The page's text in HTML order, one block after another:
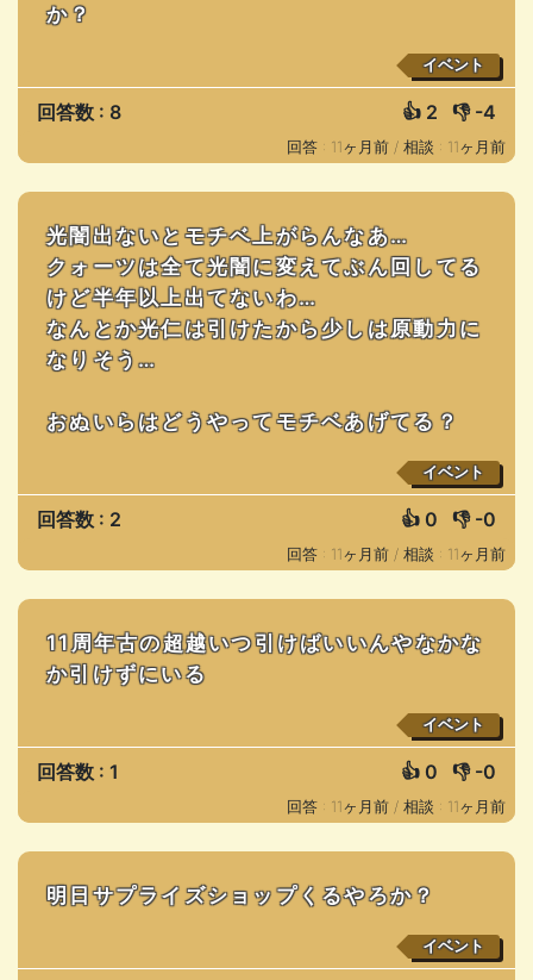
か？
イベント
回答数 : 8 👍 2 👎 -4
回答 : 11ヶ月前 / 相談 : 11ヶ月前
光闇出ないとモチベ上がらんなあ…
クォーツは全て光闇に変えてぶん回してる
けど半年以上出てないわ…
なんとか光仁は引けたから少しは原動力に
なりそう…
おぬいらはどうやってモチベあげてる？
イベント
回答数 : 2 👍 0 👎 -0
回答 : 11ヶ月前 / 相談 : 11ヶ月前
11周年古の超越いつ引けばいいんやなかな
か引けずにいる
イベント
回答数 : 1 👍 0 👎 -0
回答 : 11ヶ月前 / 相談 : 11ヶ月前
明日サプライズショップくるやろか？
イベント